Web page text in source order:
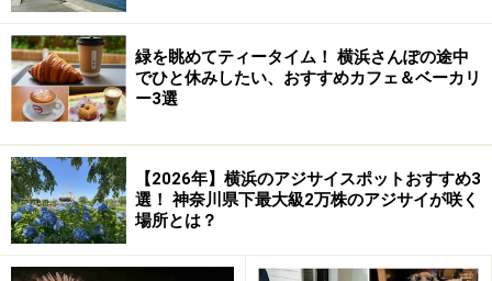
ドリームドアヨコハマハンマーヘッドと
は？
緑を眺めてティータイム！ 横浜さんぽの途中
でひと休みしたい、おすすめカフェ＆ベーカリ
ー3選
【2026年】横浜のアジサイスポットおすすめ3
選！ 神奈川県下最大級2万株のアジサイが咲く
場所とは？